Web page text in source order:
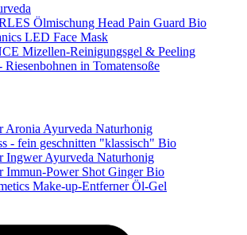
Ölmischung Head Pain Guard Bio
LED Face Mask
Mizellen-Reinigungsgel & Peeling
in Tomatensoße
Aronia Ayurveda Naturhonig
- fein geschnitten "klassisch" Bio
Ingwer Ayurveda Naturhonig
Immun-Power Shot Ginger Bio
Make-up-Entferner Öl-Gel